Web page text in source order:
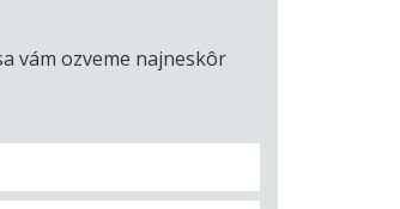
vám ozveme najneskôr